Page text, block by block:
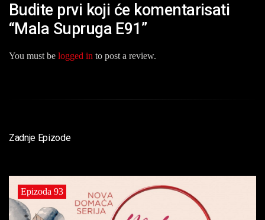
Budite prvi koji će komentarisati
“Mala Supruga E91”
You must be logged in to post a review.
Zadnje Epizode
Epizoda 93